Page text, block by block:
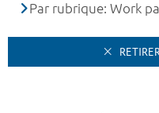
Par rubrique: Work